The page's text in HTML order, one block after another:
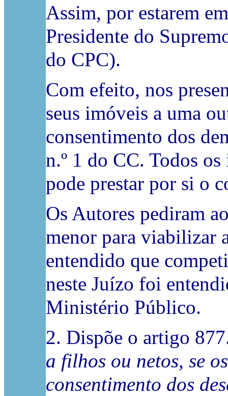
Assim, por estarem
Presidente do
do CPC).
Com efeito, nos
seus imóveis a uma
consentimento dos
n.º 1 do CC. Todos
pode prestar por si o
Os Autores pediram
menor para viabilizar
entendido que
neste Juízo foi
Ministério Público.
2. Dispõe o artigo
a filhos ou netos, se
consentimento dos